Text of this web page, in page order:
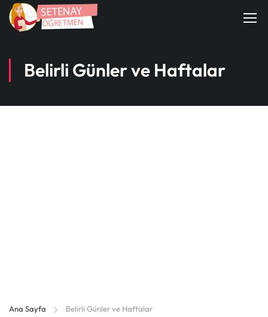
Belirli Günler ve Haftalar
Ana Sayfa Belirli Günler ve Haftalar